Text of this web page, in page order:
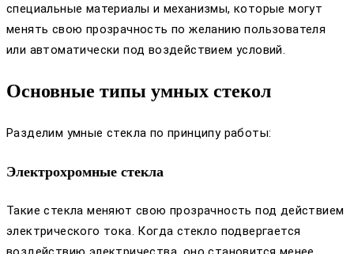
специальные материалы и механизмы, которые могут
менять свою прозрачность по желанию пользователя
или автоматически под воздействием условий.
Основные типы умных стекол
Разделим умные стекла по принципу работы:
Электрохромные стекла
Такие стекла меняют свою прозрачность под действием
электрического тока. Когда стекло подвергается